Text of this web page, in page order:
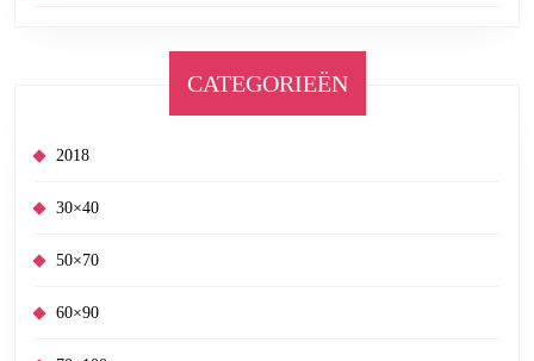
CATEGORIEËN
2018
30×40
50×70
60×90